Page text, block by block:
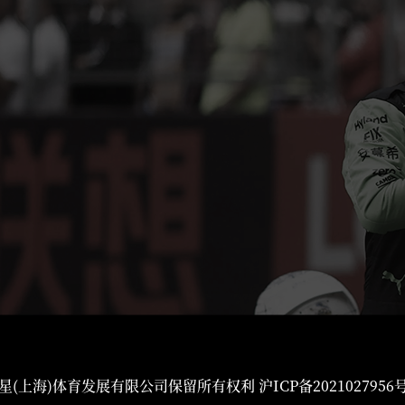
(上海)体育发展有限公司保留所有权利 沪ICP备2021027956